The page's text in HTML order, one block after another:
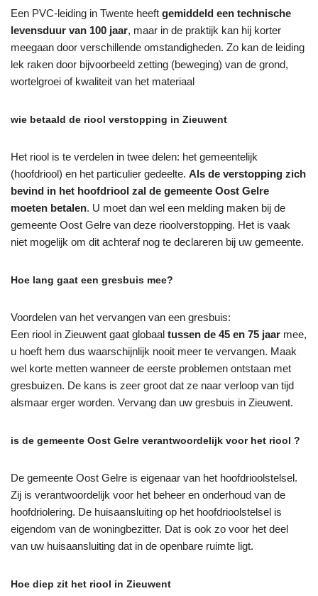
Een PVC-leiding in Twente heeft gemiddeld een technische
levensduur van 100 jaar, maar in de praktijk kan hij korter
meegaan door verschillende omstandigheden. Zo kan de leiding
lek raken door bijvoorbeeld zetting (beweging) van de grond,
wortelgroei of kwaliteit van het materiaal
wie betaald de riool verstopping in Zieuwent
Het riool is te verdelen in twee delen: het gemeentelijk
(hoofdriool) en het particulier gedeelte. Als de verstopping zich
bevind in het hoofdriool zal de gemeente Oost Gelre
moeten betalen. U moet dan wel een melding maken bij de
gemeente Oost Gelre van deze rioolverstopping. Het is vaak
niet mogelijk om dit achteraf nog te declareren bij uw gemeente.
Hoe lang gaat een gresbuis mee?
Voordelen van het vervangen van een gresbuis:
Een riool in Zieuwent gaat globaal tussen de 45 en 75 jaar mee,
u hoeft hem dus waarschijnlijk nooit meer te vervangen. Maak
wel korte metten wanneer de eerste problemen ontstaan met
gresbuizen. De kans is zeer groot dat ze naar verloop van tijd
alsmaar erger worden. Vervang dan uw gresbuis in Zieuwent.
is de gemeente Oost Gelre verantwoordelijk voor het riool ?
De gemeente Oost Gelre is eigenaar van het hoofdrioolstelsel.
Zij is verantwoordelijk voor het beheer en onderhoud van de
hoofdriolering. De huisaansluiting op het hoofdrioolstelsel is
eigendom van de woningbezitter. Dat is ook zo voor het deel
van uw huisaansluiting dat in de openbare ruimte ligt.
Hoe diep zit het riool in Zieuwent